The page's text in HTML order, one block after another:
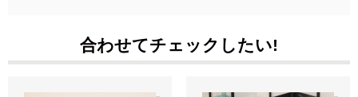
合わせてチェックしたい!